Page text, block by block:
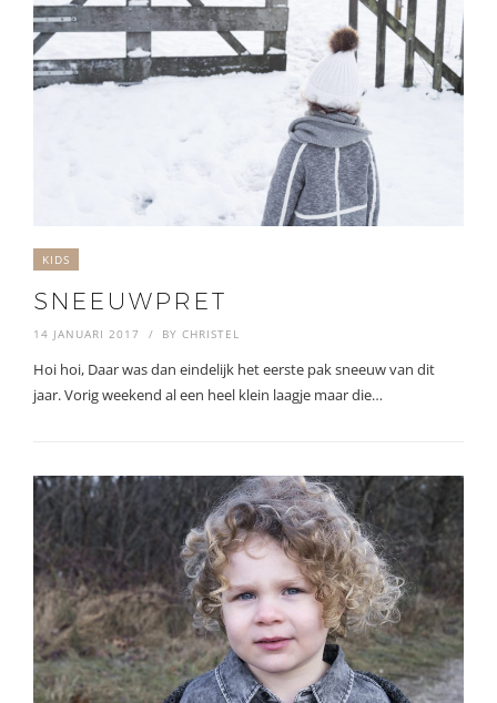
KIDS
SNEEUWPRET
14 JANUARI 2017 BY CHRISTEL
Hoi hoi, Daar was dan eindelijk het eerste pak sneeuw van dit
jaar. Vorig weekend al een heel klein laagje maar die…